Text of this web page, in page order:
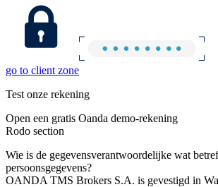
go to client zone
Test onze rekening
Open een gratis Oanda demo-rekening
Rodo section
Wie is de gegevensverantwoordelijke wat
persoonsgegevens?
OANDA TMS Brokers S.A. is gevestigd in